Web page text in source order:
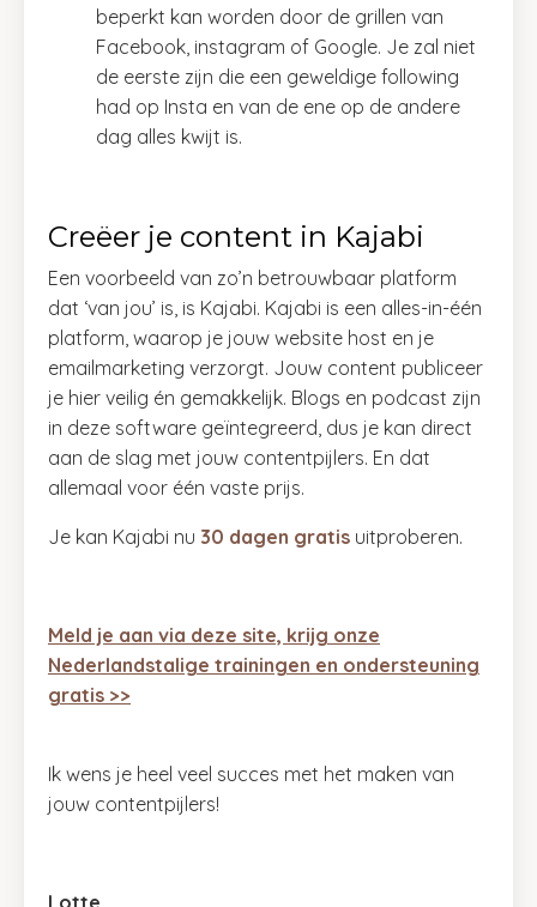
beperkt kan worden door de grillen van
Facebook, instagram of Google. Je zal niet
de eerste zijn die een geweldige following
had op Insta en van de ene op de andere
dag alles kwijt is.
Creëer je content in Kajabi
Een voorbeeld van zo’n betrouwbaar platform
dat ‘van jou’ is, is Kajabi. Kajabi is een alles-in-één
platform, waarop je jouw website host en je
emailmarketing verzorgt. Jouw content publiceer
je hier veilig én gemakkelijk. Blogs en podcast zijn
in deze software geïntegreerd, dus je kan direct
aan de slag met jouw contentpijlers. En dat
allemaal voor één vaste prijs.
Je kan Kajabi nu 30 dagen gratis uitproberen.
Meld je aan via deze site, krijg onze
Nederlandstalige trainingen en ondersteuning
gratis >>
Ik wens je heel veel succes met het maken van
jouw contentpijlers!
Lotte